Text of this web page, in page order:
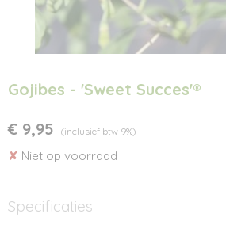
Gojibes - 'Sweet Succes'®
€ 9,95
(inclusief btw 9%)
✘ Niet op voorraad
Specificaties